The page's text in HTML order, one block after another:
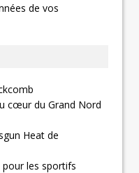
de vos
cœur du Grand Nord
Heat de
les sportifs